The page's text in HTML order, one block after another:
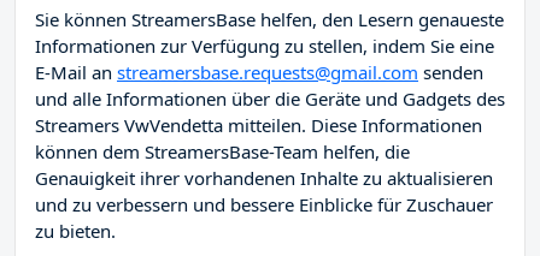
Sie können StreamersBase helfen, den Lesern genaueste
Informationen zur Verfügung zu stellen, indem Sie eine
E-Mail an streamersbase.requests@gmail.com senden
und alle Informationen über die Geräte und Gadgets des
Streamers VwVendetta mitteilen. Diese Informationen
können dem StreamersBase-Team helfen, die
Genauigkeit ihrer vorhandenen Inhalte zu aktualisieren
und zu verbessern und bessere Einblicke für Zuschauer
zu bieten.